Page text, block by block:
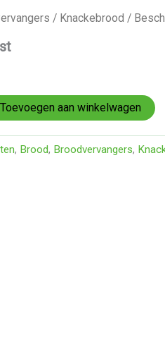
/ Knackebrood /
Toevoegen aan winkelwagen
, Brood, Broodvervangers,